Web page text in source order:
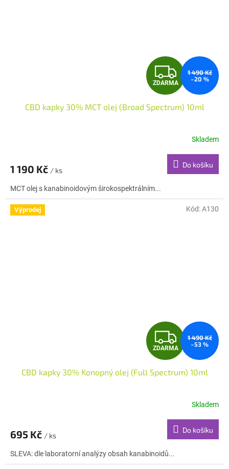
Z
D
A
M
A
ZDARMA
1 490 Kč
–20 %
CBD kapky 30% MCT olej (Broad Spectrum) 10ml
Skladem
1 190 Kč / ks
Do košíku
MCT olej s kanabinoidovým širokospektrálním...
Výprodej
Z
D
A
M
A
ZDARMA
1 490 Kč
–53 %
CBD kapky 30% Konopný olej (Full Spectrum) 10ml
Skladem
695 Kč / ks
Do košíku
SLEVA: dle laboratorní analýzy obsah kanabinoidů...
Kód:A130